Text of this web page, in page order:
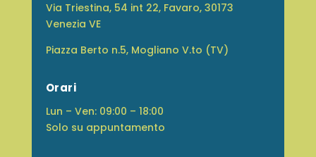
Via Triestina, 54 int 22, Favaro, 30173
Venezia VE
Piazza Berto n.5, Mogliano V.to (TV)
Orari
Lun – Ven: 09:00 – 18:00
Solo su appuntamento